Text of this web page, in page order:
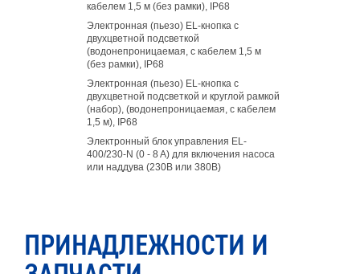
кабелем 1,5 м (без рамки), IP68
Электронная (пьезо) EL-кнопка с
двухцветной подсветкой
(водонепроницаемая, с кабелем 1,5 м
(без рамки), IP68
Электронная (пьезо) EL-кнопка с
двухцветной подсветкой и круглой рамкой
(набор), (водонепроницаемая, с кабелем
1,5 м), IP68
Электронный блок управления EL-
400/230-N (0 - 8 A) для включения насоса
или наддува (230В или 380В)
ПРИНАДЛЕЖНОСТИ И